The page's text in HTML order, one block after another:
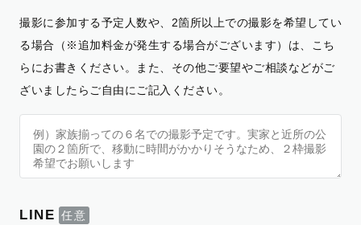
撮影に参加する予定人数や、2箇所以上での撮影を希望してい
る場合（※追加料金が発生する場合がございます）は、こち
らにお書きください。また、その他ご要望やご相談などがご
ざいましたらご自由にご記入ください。
LINE